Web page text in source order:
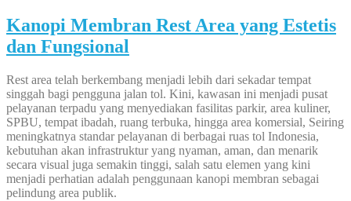
Kanopi Membran Rest Area yang Estetis
dan Fungsional
Rest area telah berkembang menjadi lebih dari sekadar tempat
singgah bagi pengguna jalan tol. Kini, kawasan ini menjadi pusat
pelayanan terpadu yang menyediakan fasilitas parkir, area kuliner,
SPBU, tempat ibadah, ruang terbuka, hingga area komersial, Seiring
meningkatnya standar pelayanan di berbagai ruas tol Indonesia,
kebutuhan akan infrastruktur yang nyaman, aman, dan menarik
secara visual juga semakin tinggi, salah satu elemen yang kini
menjadi perhatian adalah penggunaan kanopi membran sebagai
pelindung area publik.